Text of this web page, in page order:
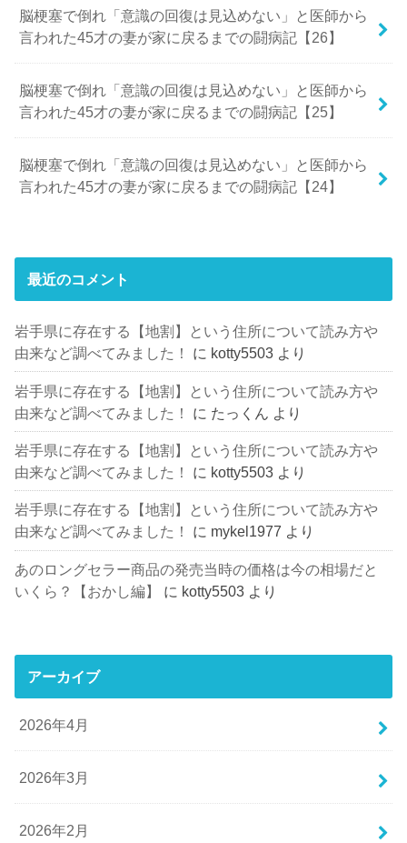
脳梗塞で倒れ「意識の回復は見込めない」と医師から
言われた45才の妻が家に戻るまでの闘病記【26】
脳梗塞で倒れ「意識の回復は見込めない」と医師から
言われた45才の妻が家に戻るまでの闘病記【25】
脳梗塞で倒れ「意識の回復は見込めない」と医師から
言われた45才の妻が家に戻るまでの闘病記【24】
最近のコメント
岩手県に存在する【地割】という住所について読み方や
由来など調べてみました！
に kotty5503 より
岩手県に存在する【地割】という住所について読み方や
由来など調べてみました！
に たっくん より
岩手県に存在する【地割】という住所について読み方や
由来など調べてみました！
に kotty5503 より
岩手県に存在する【地割】という住所について読み方や
由来など調べてみました！
に mykel1977 より
あのロングセラー商品の発売当時の価格は今の相場だと
いくら？【おかし編】
に kotty5503 より
アーカイブ
2026年4月
2026年3月
2026年2月